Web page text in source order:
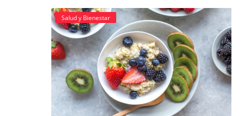
Salud y Bienestar